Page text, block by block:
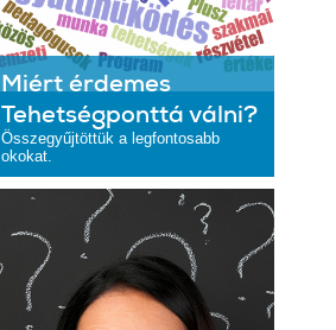
Miért érdemes
Tehetségponttá válni?
Összegyűjtöttük a legfontosabb
okokat.